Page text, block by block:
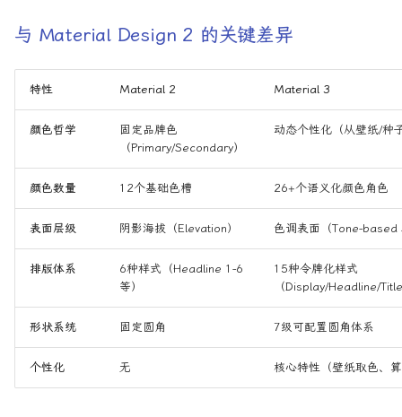
与 Material Design 2 的关键差异
特性 Material 2 Material 3
颜色哲学
固定品牌色
（Primary/Secondary）
动态个性化（从壁纸/种
颜色数量 12个基础色槽 26+个语义化颜色角色
表面层级 阴影海拔（Elevation） 色调表面（Tone-
排版体系
6种样式（Headline 1-6
等）
15种令牌化样式
（Display/Headline/
形状系统 固定圆角 7级可配置圆角体系
个性化 无 核心特性（壁纸取色、